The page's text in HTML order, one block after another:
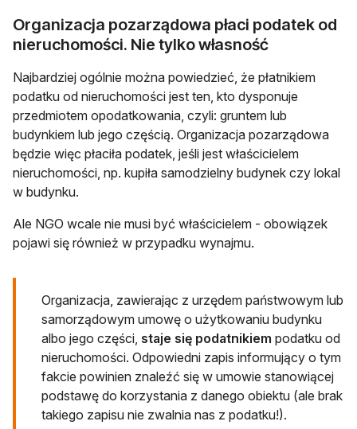
Organizacja pozarządowa płaci podatek od
nieruchomości. Nie tylko własność
Najbardziej ogólnie można powiedzieć, że płatnikiem
podatku od nieruchomości jest ten, kto dysponuje
przedmiotem opodatkowania, czyli: gruntem lub
budynkiem lub jego częścią. Organizacja pozarządowa
będzie więc płaciła podatek, jeśli jest właścicielem
nieruchomości, np. kupiła samodzielny budynek czy lokal
w budynku.
Ale NGO wcale nie musi być właścicielem - obowiązek
pojawi się również w przypadku wynajmu.
Organizacja, zawierając z urzędem państwowym lub
samorządowym umowę o użytkowaniu budynku
albo jego części, staje się podatnikiem podatku od
nieruchomości. Odpowiedni zapis informujący o tym
fakcie powinien znaleźć się w umowie stanowiącej
podstawę do korzystania z danego obiektu (ale brak
takiego zapisu nie zwalnia nas z podatku!).